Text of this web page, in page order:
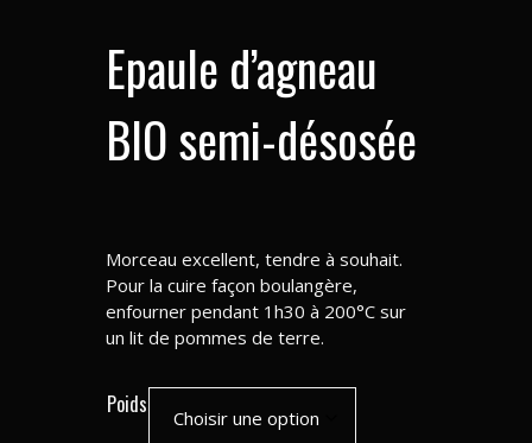
Epaule d’agneau
BIO semi-désosée
Morceau excellent, tendre à souhait.
Pour la cuire façon boulangère,
enfourner pendant 1h30 à 200°C sur
un lit de pommes de terre.
Poids